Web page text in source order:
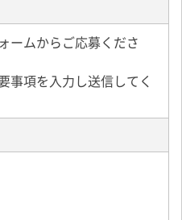
ームからご応募くださ
事項を入力し送信してく